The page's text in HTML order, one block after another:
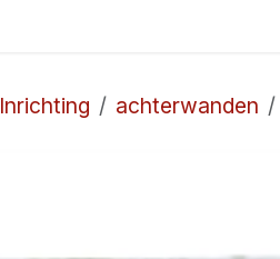
Inrichting achterwanden